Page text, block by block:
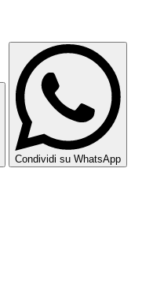
Condividi su WhatsApp